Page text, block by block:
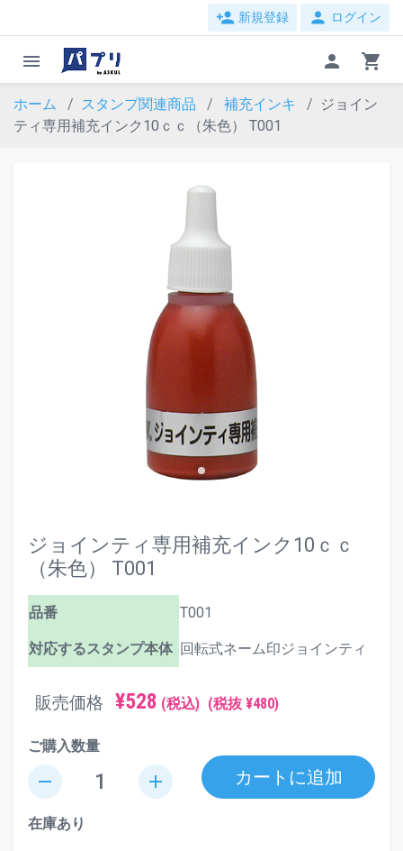
person_add 新規登録 person ログイン
menu person shopping_cart
ホーム スタンプ関連商品 補充インキ
ジョイン
ティ専用補充インク10ｃｃ（朱色） T001
ジョインティ専用補充インク10ｃｃ
（朱色） T001
品番 T001
対応するスタンプ本体 回転式ネーム印ジョインティ
販売価格 ¥528 (税込) (税抜 ¥480)
ご購入数量
remove add カートに追加
在庫あり